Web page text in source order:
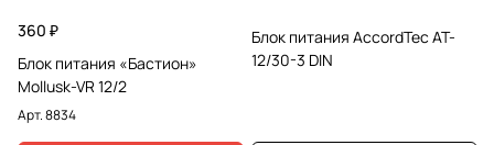
360 ₽
Блок питания «Бастион»
Mollusk-VR 12/2
Арт.8834
Блок питания AccordTec AT-
12/30-3 DIN